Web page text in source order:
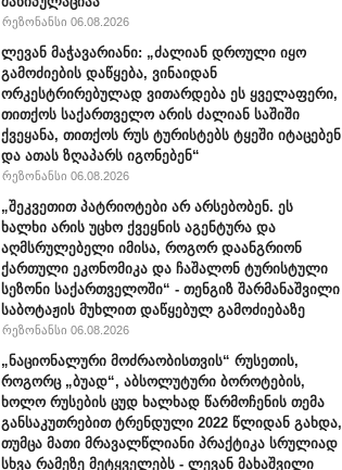
რეზონანსი 06.08.2026
ლევან მაჭავარიანი: „ძალიან დროული იყო
გამოძიების დაწყება, ვინაიდან
ორკესტრირებულად ვითარდება ეს ყველაფერი,
თითქოს საქართველო არის ძალიან საშიში
ქვეყანა, თითქოს რუს ტურისტებს ტყეში იტაცებენ
და ათას ზღაპარს იგონებენ“
რეზონანსი 06.08.2026
„შეკვეთით პატრიოტები არ არსებობენ. ეს
ხალხი არის უცხო ქვეყნის აგენტურა და
აღმსრულებელი იმისა, როგორ დაანგრიონ
ქართული ეკონომიკა და ჩაშალონ ტურისტული
სეზონი საქართველოში“ - თენგიზ შარმანაშვილი
საბოტაჟის მუხლით დაწყებულ გამოძიებაზე
რეზონანსი 06.08.2026
„ნაციონალური მოძრაობისთვის“ რუსეთის,
როგორც „ბუად“, აბსოლუტური ბოროტების,
ხოლო რუსების ცუდ ხალხად წარმოჩენის თემა
განსაკუთრებით ტრენდული 2022 წლიდან გახდა,
თუმცა მათი მრავალწლიანი პრაქტიკა სრულიად
სხვა რამეზე მეტყველებს - ლევან მახაშვილი